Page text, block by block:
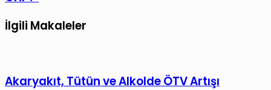
İlgili Makaleler
Akaryakıt, Tütün ve Alkolde ÖTV Artışı